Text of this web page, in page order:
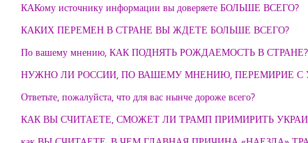
КАКому источнику информации вы доверяете БОЛЬШЕ ВСЕГО?
КАКИХ ПЕРЕМЕН В СТРАНЕ ВЫ ЖДЕТЕ БОЛЬШЕ ВСЕГО?
По вашему мнению, КАК ПОДНЯТЬ РОЖДАЕМОСТЬ В СТРАНЕ?
НУЖНО ЛИ РОССИИ, ПО ВАШЕМУ МНЕНИЮ, ПЕРЕМИРИЕ С
Ответьте, пожалуйста, что для вас нынче дороже всего?
КАК ВЫ СЧИТАЕТЕ, СМОЖЕТ ЛИ ТРАМП ПРИМИРИТЬ